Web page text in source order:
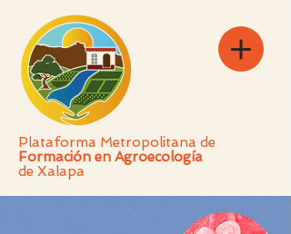
Plataforma Metropolitana de
Formación en Agroecología
de Xalapa